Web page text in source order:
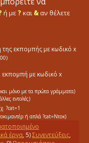
ή με? και &αν θέλετε
εκπομπής με κωδικό x
εκπομπή με κωδικό x
και μόνο με τα πρώτα γράμματα)
εντολές)
?cat=1
ή απλά ?cat=Ντοκ)
έργα, 5)Συνεντεύξεις,